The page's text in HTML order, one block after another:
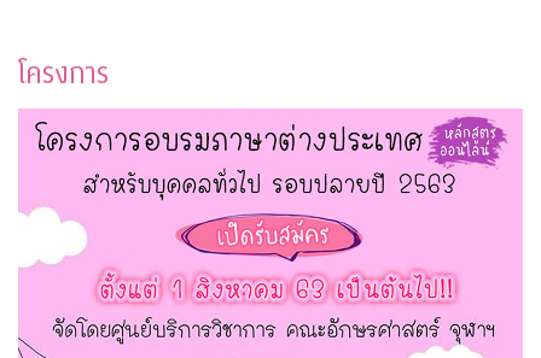
โครงการ